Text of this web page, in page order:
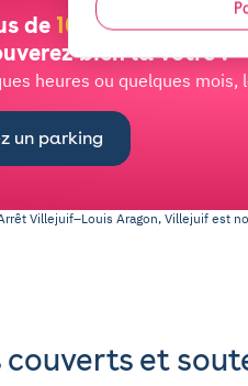
de 100 000 places
bien la vôtre !
heures ou quelques mois,
un parking
Villejuif–Louis Aragon, Villejuifest
couverts et